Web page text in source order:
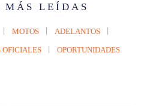
MÁS LEÍDAS
MOTOS ADELANTOS
OFICIALES OPORTUNIDADES